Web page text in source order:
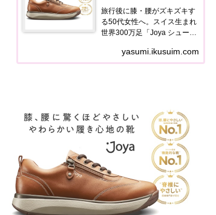
旅行後に膝・腰がズキズキす
る50代女性へ。スイス生まれ
世界300万足「Joya シュー
を正直レポート。旅を最後ま
で歩き切れる足元に
yasumi.ikusuim.com